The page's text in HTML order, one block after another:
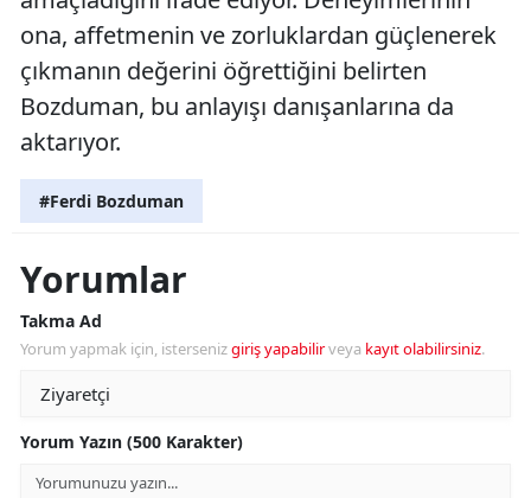
ona, affetmenin ve zorluklardan güçlenerek
çıkmanın değerini öğrettiğini belirten
Bozduman, bu anlayışı danışanlarına da
aktarıyor.
#Ferdi Bozduman
Yorumlar
Takma Ad
Yorum yapmak için, istersenizgiriş yapabilirveya kayıt olabilirsiniz.
Yorum Yazın (500 Karakter)